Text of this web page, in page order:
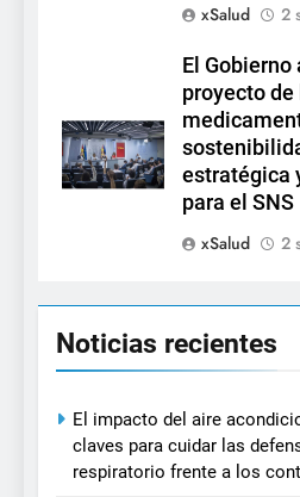
xSalud
2
El Gobierno
proyecto de
estratégica
para el SNS
xSalud
2
Noticias recientes
El impacto del aire
claves para cuidar las
respiratorio frente a los